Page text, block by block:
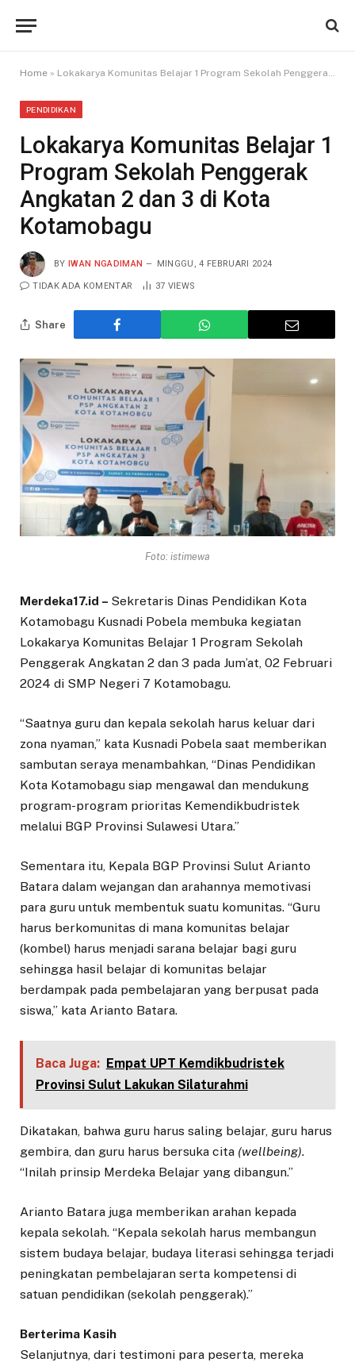
Home » Lokakarya Komunitas Belajar 1 Program Sekolah Penggerak Angkatan 2 dan 3 di Kota Kotamobagu
PENDIDIKAN
Lokakarya Komunitas Belajar 1
Program Sekolah Penggerak
Angkatan 2 dan 3 di Kota
Kotamobagu
BY IWAN NGADIMAN MINGGU, 4 FEBRUARI 2024
TIDAK ADA KOMENTAR 37 VIEWS
Share
Foto: istimewa
Merdeka17.id – Sekretaris Dinas Pendidikan Kota
Kotamobagu Kusnadi Pobela membuka kegiatan
Lokakarya Komunitas Belajar 1 Program Sekolah
Penggerak Angkatan 2 dan 3 pada Jum’at, 02 Februari
2024 di SMP Negeri 7 Kotamobagu.
“Saatnya guru dan kepala sekolah harus keluar dari
zona nyaman,” kata Kusnadi Pobela saat memberikan
sambutan seraya menambahkan, “Dinas Pendidikan
Kota Kotamobagu siap mengawal dan mendukung
program-program prioritas Kemendikbudristek
melalui BGP Provinsi Sulawesi Utara.”
Sementara itu, Kepala BGP Provinsi Sulut Arianto
Batara dalam wejangan dan arahannya memotivasi
para guru untuk membentuk suatu komunitas. “Guru
harus berkomunitas di mana komunitas belajar
(kombel) harus menjadi sarana belajar bagi guru
sehingga hasil belajar di komunitas belajar
berdampak pada pembelajaran yang berpusat pada
siswa,” kata Arianto Batara.
Baca Juga: Empat UPT Kemdikbudristek
Provinsi Sulut Lakukan Silaturahmi
Dikatakan, bahwa guru harus saling belajar, guru harus
gembira, dan guru harus bersuka cita (wellbeing).
“Inilah prinsip Merdeka Belajar yang dibangun.”
Arianto Batara juga memberikan arahan kepada
kepala sekolah. “Kepala sekolah harus membangun
sistem budaya belajar, budaya literasi sehingga terjadi
peningkatan pembelajaran serta kompetensi di
satuan pendidikan (sekolah penggerak).”
Berterima Kasih
Selanjutnya, dari testimoni para peserta, mereka